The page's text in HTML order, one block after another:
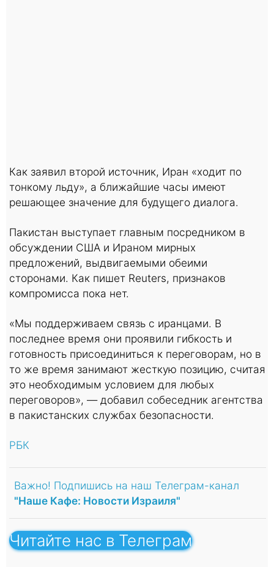
Как заявил второй источник, Иран «ходит по
тонкому льду», а ближайшие часы имеют
решающее значение для будущего диалога.
Пакистан выступает главным посредником в
обсуждении США и Ираном мирных
предложений, выдвигаемыми обеими
сторонами. Как пишет Reuters, признаков
компромисса пока нет.
«Мы поддерживаем связь с иранцами. В
последнее время они проявили гибкость и
готовность присоединиться к переговорам, но в
то же время занимают жесткую позицию, считая
это необходимым условием для любых
переговоров», — добавил собеседник агентства
в пакистанских службах безопасности.
РБК
Важно! Подпишись на наш Телеграм-канал
"Наше Кафе: Новости Израиля"
Читайте нас в Телеграм